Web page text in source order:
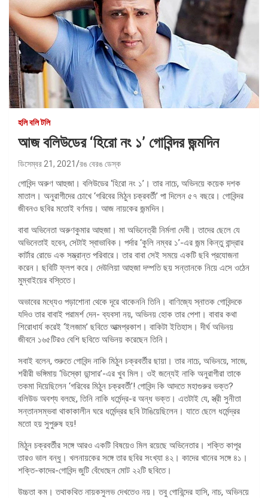
হলি বলি টলি
আজ বলিউডের ‘হিরো নং ১’ গোবিন্দর জন্মদিন
ডিসেম্বর 21, 2021 রঙ বেরঙ ডেস্ক
গোবিন্দ অরুণ আহুজা। বলিউডের ‘হিরো নং ১’। তার নাচে, অভিনয়ে কয়েক দশক
মাতাল। অনুরাগীদের চোখে ‘গরিবের মিঠুন চক্রবর্তী’ পা দিলেন ৫৭ বছরে। গোবিন্দর
জীবনও ছবির মতোই বর্ণময়। আজ নায়কের জন্মদিন।
বাবা অভিনেতা অরুণকুমার আহুজা। মা অভিনেত্রী নির্মলা দেবী। তাদের ছেলে যে
অভিনেতাই হবেন, সেটাই স্বাভাবিক। পর্দার ‘কুলি নম্বর ১’-এর জন্ম কিন্তু বান্দ্রার
কার্টার রোডে এক সম্ভ্রান্ত পরিবারে। তার বাবা সেই সময়ে একটি ছবি প্রযোজনা
করেন। ছবিটি ফ্লপ করে। দেউলিয়া আহুজা দম্পতি ছয় সন্তানকে নিয়ে এসে ওঠেন
মুম্বাইয়ের বস্তিতে।
অভাবের মধ্যেও পড়াশোনা থেকে দূরে থাকেননি তিনি। বাণিজ্যে স্নাতক গোবিন্দকে
যদিও তার বাবাই পরামর্শ দেন- ব্যবসা নয়, অভিনয় হোক তার পেশা। বাবার কথা
শিরোধার্য করেই ‘ইলজাম’ ছবিতে আত্মপ্রকাশ। বাকিটা ইতিহাস। দীর্ঘ অভিনয়
জীবনে ১৬৫টিরও বেশি ছবিতে অভিনয় করেছেন তিনি।
সবাই বলেন, শুরুতে গোবিন্দ নাকি মিঠুন চক্রবর্তীর ছায়া। তার নাচে, অভিনয়ে, সাজে,
শরীরী ভঙ্গিমায় ‘ডিস্কো ডান্সার’-এর খুব মিল। ওই জন্যেই নাকি অনুরাগীরা তাকে
তকমা দিয়েছিলেন ‘গরিবের মিঠুন চক্রবর্তী’! গোবিন্দ কি আদতে মহাগুরুর ভক্ত?
বলিউড অবশ্য বলছে, তিনি নাকি ধর্মেন্দ্র-র অন্ধ ভক্ত। এতটাই যে, স্ত্রী সুনীতা
সন্তানসম্ভবা থাকাকালীন ঘরে ধর্মেন্দ্রর ছবি টাঙিয়েছিলেন। যাতে ছেলে ধর্মেন্দ্রর
মতো হয় সুপুরুষ হয়!
মিঠুন চক্রবর্তীর সঙ্গে আরও একটি বিষয়েও মিল রয়েছে অভিনেতার। শক্তি কাপূর
তারও ভাল বন্ধু। খলনায়কের সঙ্গে তার ছবির সংখ্যা ৪২। কাদের খানের সঙ্গে ৪১।
শক্তি-কাদের-গোবিন্দ জুটি বেঁধেছেন মোট ২২টি ছবিতে।
উচ্চতা কম। তথাকথিত নায়কসুলভ দেখতেও নয়। তবু গোবিন্দের হাসি, নাচ, অভিনয়ে